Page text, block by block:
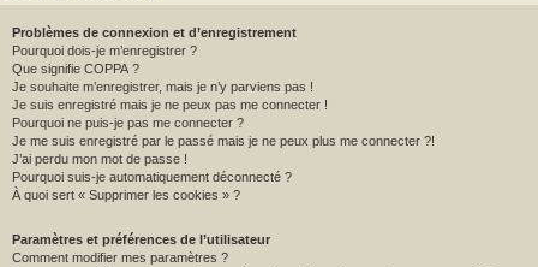
Problèmes de connexion et d’enregistrement
Pourquoi dois-je m’enregistrer ?
Que signifie COPPA ?
Je souhaite m’enregistrer, mais je n’y parviens pas !
Je suis enregistré mais je ne peux pas me connecter !
Pourquoi ne puis-je pas me connecter ?
Je me suis enregistré par le passé mais je ne peux plus me connecter ?!
J’ai perdu mon mot de passe !
Pourquoi suis-je automatiquement déconnecté ?
À quoi sert « Supprimer les cookies » ?
Paramètres et préférences de l’utilisateur
Comment modifier mes paramètres ?